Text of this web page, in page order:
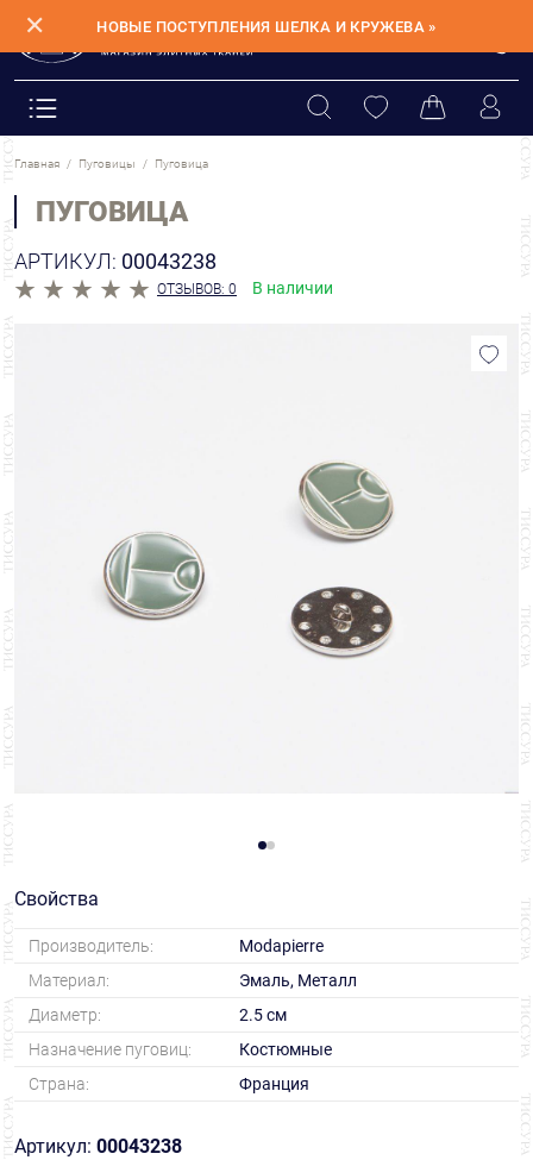
✕ НОВЫЕ ПОСТУПЛЕНИЯ ШЕЛКА И КРУЖЕВА »
Главная Пуговицы Пуговица
ПУГОВИЦА
АРТИКУЛ: 00043238
ОТЗЫВОВ: 0 В наличии
Свойства
Производитель:
Modapierre
Материал:
Эмаль, Металл
Диаметр:
2.5 см
Назначение пуговиц:
Костюмные
Страна:
Франция
Артикул: 00043238